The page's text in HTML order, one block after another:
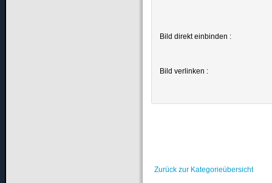
Bild direkt einbinden :
Bild verlinken :
Zurück zur Kategorieübersicht